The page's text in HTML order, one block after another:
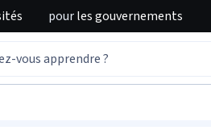
pourles gouvernements